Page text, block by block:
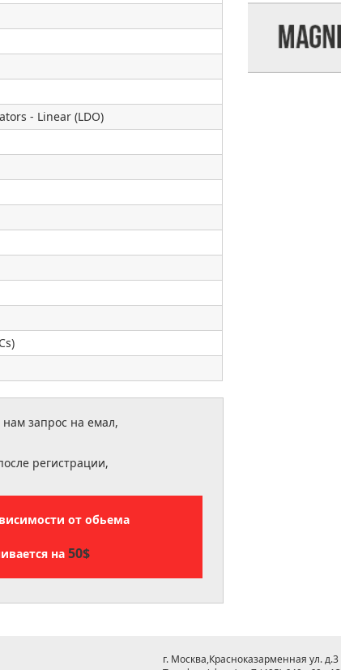
- Linear (LDO)
запрос на емал,
регистрации,
от обьема
на 50$
г. Москва,Красноказарменная ул. д.3